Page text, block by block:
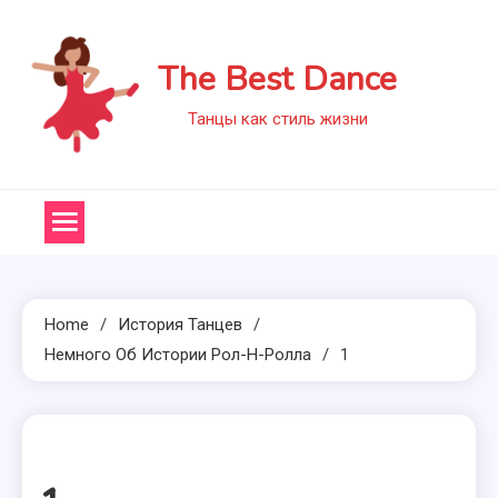
content
The Best Dance
Танцы как стиль жизни
Home
История Танцев
Немного Об Истории Рол-Н-Ролла
1